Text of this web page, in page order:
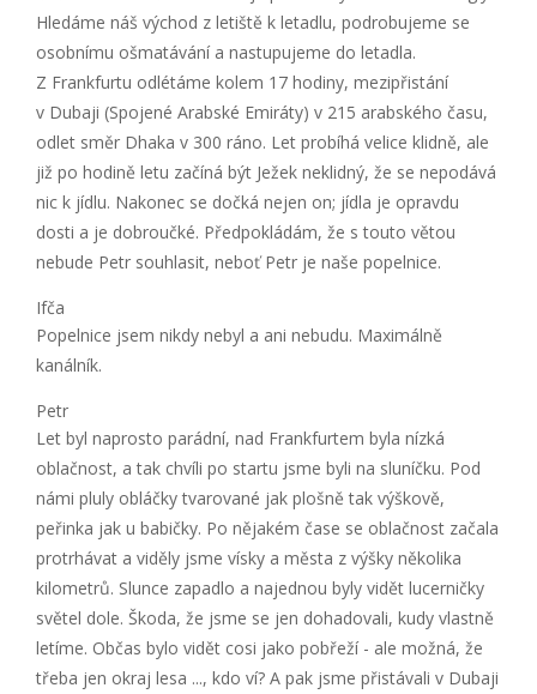
Hledáme náš východ z letiště k letadlu, podrobujeme se
osobnímu ošmatávání a nastupujeme do letadla.
Z Frankfurtu odlétáme kolem 17 hodiny, mezipřistání
v Dubaji (Spojené Arabské Emiráty) v 215 arabského času,
odlet směr Dhaka v 300 ráno. Let probíhá velice klidně, ale
již po hodině letu začíná být Ježek neklidný, že se nepodává
nic k jídlu. Nakonec se dočká nejen on; jídla je opravdu
dosti a je dobroučké. Předpokládám, že s touto větou
nebude Petr souhlasit, neboť Petr je naše popelnice.
Ifča
Popelnice jsem nikdy nebyl a ani nebudu. Maximálně
kanálník.
Petr
Let byl naprosto parádní, nad Frankfurtem byla nízká
oblačnost, a tak chvíli po startu jsme byli na sluníčku. Pod
námi pluly obláčky tvarované jak plošně tak výškově,
peřinka jak u babičky. Po nějakém čase se oblačnost začala
protrhávat a viděly jsme vísky a města z výšky několika
kilometrů. Slunce zapadlo a najednou byly vidět lucerničky
světel dole. Škoda, že jsme se jen dohadovali, kudy vlastně
letíme. Občas bylo vidět cosi jako pobřeží - ale možná, že
třeba jen okraj lesa ..., kdo ví? A pak jsme přistávali v Dubaji